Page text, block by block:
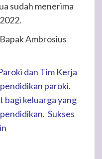
sudah menerima
Ambrosius
dan Tim Kerja
paroki.
bagi keluarga yang
Sukses